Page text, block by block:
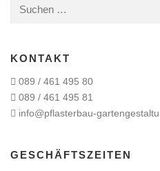
Suchen
KONTAKT
089 / 461 495 80
089 / 461 495 81
info@pflasterbau-
GESCHÄFTSZEITEN